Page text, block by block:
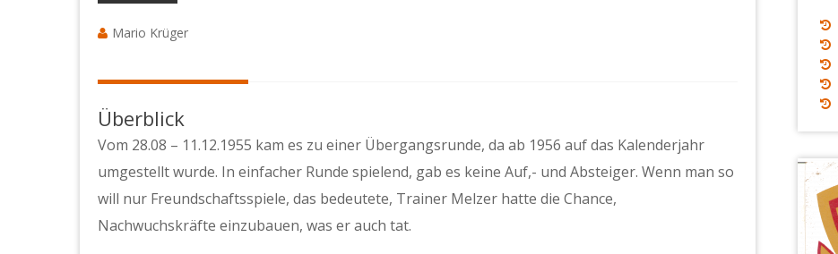
Mario Krüger
Überblick
Vom 28.08 – 11.12.1955 kam es zu einer Übergangsrunde, da ab 1956 auf das Kalenderjahr
umgestellt wurde. In einfacher Runde spielend, gab es keine Auf,- und Absteiger. Wenn man so
will nur Freundschaftsspiele, das bedeutete, Trainer Melzer hatte die Chance,
Nachwuchskräfte einzubauen, was er auch tat.